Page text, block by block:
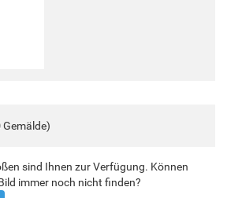
Gemälde)
sind Ihnen zur Verfügung. Können
immer noch nicht finden?